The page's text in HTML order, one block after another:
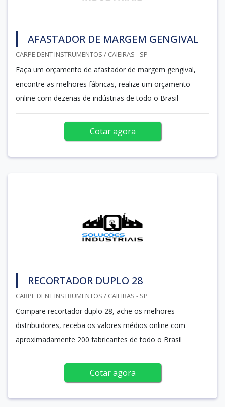
AFASTADOR DE MARGEM GENGIVAL
CARPE DENT INSTRUMENTOS / CAIEIRAS - SP
Faça um orçamento de afastador de margem gengival,
encontre as melhores fábricas, realize um orçamento
online com dezenas de indústrias de todo o Brasil
Cotar agora
RECORTADOR DUPLO 28
CARPE DENT INSTRUMENTOS / CAIEIRAS - SP
Compare recortador duplo 28, ache os melhores
distribuidores, receba os valores médios online com
aproximadamente 200 fabricantes de todo o Brasil
Cotar agora